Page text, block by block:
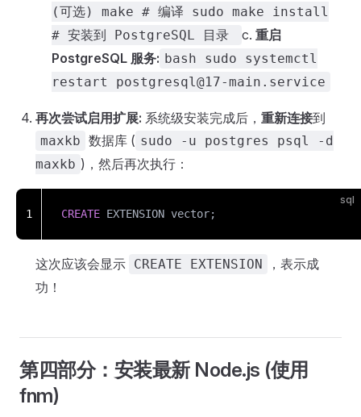
(可选) make # 编译 sudo make install
# 安装到 PostgreSQL 目录
c. 重启
PostgreSQL 服务: bash sudo systemctl
restart postgresql@17-main.service
再次尝试启用扩展: 系统级安装完成后， 重新连接到
maxkb 数据库 ( sudo -u postgres psql -d
maxkb )，然后再次执行：
sql
CREATE EXTENSION vector;
1
这次应该会显示 CREATE EXTENSION
，表示成
功！
第四部分：安装最新 Node.js (使用
fnm)